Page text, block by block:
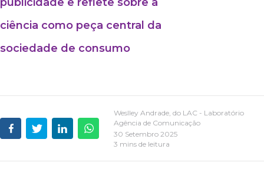
ciência como peça central da
sociedade de consumo
Weslley Andrade, do LAC - Laboratório
Agência de Comunicação
30 Setembro 2025
3 mins de leitura